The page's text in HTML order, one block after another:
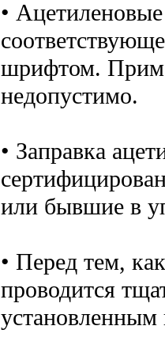
•
шрифтом.
недопустимо.
• Заправка
или бывшие в
• Перед тем,
проводится